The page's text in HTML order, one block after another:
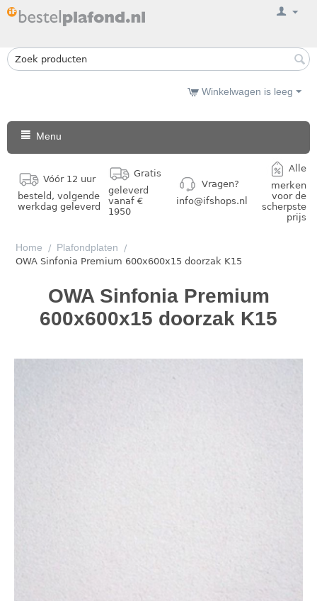
Winkelwagen is leeg
Menu
Vóór 12 uur
besteld, volgende
werkdag geleverd
Gratis
geleverd
vanaf €
1950
Vragen?
info@ifshops.nl
Alle
merken
voor de
scherpste
prijs
Home / Plafondplaten
/
OWA Sinfonia Premium 600x600x15 doorzak K15
OWA Sinfonia Premium
600x600x15 doorzak K15